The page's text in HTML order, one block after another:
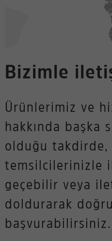
Bizimle
Ürünlerimiz ve
hakkında başka
olduğu takdirde,
temsilcilerinizle
geçebilir veya
doldurarak
başvurabilirsiniz.